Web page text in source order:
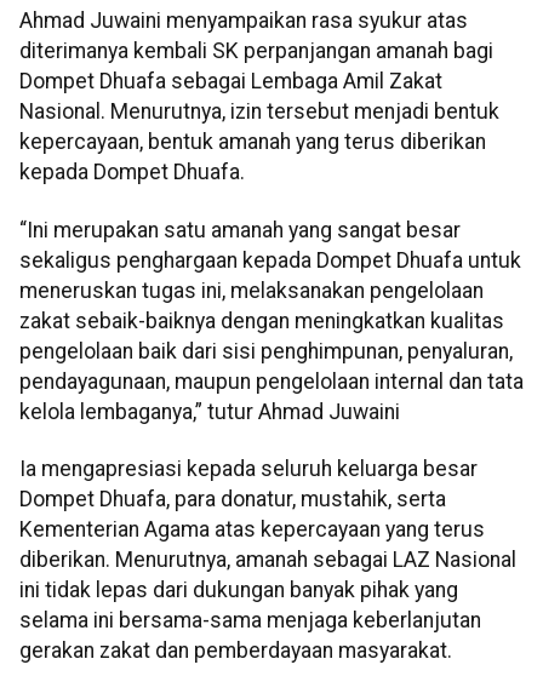
Ahmad Juwaini menyampaikan rasa syukur atas
diterimanya kembali SK perpanjangan amanah bagi
Dompet Dhuafa sebagai Lembaga Amil Zakat
Nasional. Menurutnya, izin tersebut menjadi bentuk
kepercayaan, bentuk amanah yang terus diberikan
kepada Dompet Dhuafa.
“Ini merupakan satu amanah yang sangat besar
sekaligus penghargaan kepada Dompet Dhuafa untuk
meneruskan tugas ini, melaksanakan pengelolaan
zakat sebaik-baiknya dengan meningkatkan kualitas
pengelolaan baik dari sisi penghimpunan, penyaluran,
pendayagunaan, maupun pengelolaan internal dan tata
kelola lembaganya,” tutur Ahmad Juwaini
Ia mengapresiasi kepada seluruh keluarga besar
Dompet Dhuafa, para donatur, mustahik, serta
Kementerian Agama atas kepercayaan yang terus
diberikan. Menurutnya, amanah sebagai LAZ Nasional
ini tidak lepas dari dukungan banyak pihak yang
selama ini bersama-sama menjaga keberlanjutan
gerakan zakat dan pemberdayaan masyarakat.